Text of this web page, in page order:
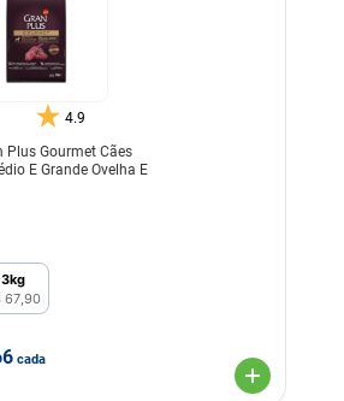
4.9
Plus Gourmet Cães
3kg
67,90
cada